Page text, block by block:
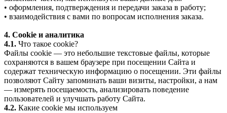
• оформления, подтверждения и передачи заказа в работу;
• взаимодействия с вами по вопросам исполнения заказа.
4. Cookie и аналитика
4.1. Что такое cookie?
Файлы cookie — это небольшие текстовые файлы, которые
сохраняются в вашем браузере при посещении Сайта и
содержат техническую информацию о посещении. Эти файлы
позволяют Сайту запоминать ваши визиты, настройки, а нам
— измерять посещаемость, анализировать поведение
пользователей и улучшать работу Сайта.
4.2. Какие cookie мы используем